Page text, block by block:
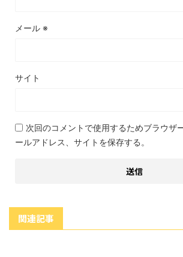
メール ※
サイト
次回のコメントで使用するためブラウザ
ールアドレス、サイトを保存する。
関連記事